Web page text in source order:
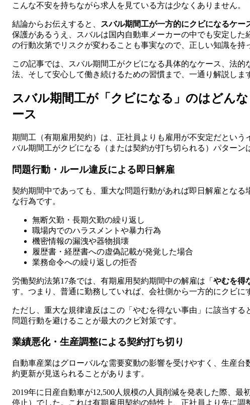
こんな不安を持ちながら求人を見ている方は少なくありません。
結論からお伝えすると、 スバル期間工が一方的にクビになるケー
保護があるうえ、スバルは国内自動車メーカーの中でも安定した
の行動次第でリスクが変わることも事実なので、正しい知識を持
この記事では、スバル期間工がクビになる具体的なケース、法
法、そして安心して働き続けるための習慣まで、一通り解説しま
スバル期間工が「クビになる」のはどん
ース
期間工（有期雇用契約）は、正社員よりも雇用が不安定だという
バル期間工がクビになる（または契約が打ち切られる）パターン
問題行動・ルール違反による即日解雇
契約期間中であっても、重大な問題行動があれば即日解雇となる
な行為です。
無断欠勤・長期欠勤の繰り返し
職場内でのハラスメントや暴力行為
機密情報の漏洩や器物損壊
履歴書・経歴書への虚偽記載が発覚した場合
業務命令への繰り返しの拒否
労働契約法第17条では、有期雇用契約期間中の解雇は「 やむを得
す。つまり、普通に勤務していれば、会社側から一方的にクビに
ただし、重大な規律違反はこの「やむを得ない事由」に該当す
問題行動を避けることが最大のクビ対策です。
業績悪化・生産調整による契約打ち切り
自動車産業はグローバルな需要変動の影響を受けやすく、生産
約更新が見送られることがあります。
2019年に日産自動車が12,500人規模の人員削減を発表した際、
停止）でした。これは有期雇用契約の特性上、正社員より先に調